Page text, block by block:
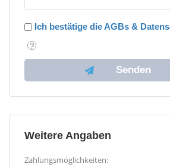
Ich bestätige die AGBs &
Weitere Angaben
Zahlungsmöglichkeiten: